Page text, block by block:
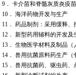
9． 卡介苗和脊髓灰质炎疫
10． 海洋药物开发与生产
11． 药品制剂：采用缓释
12． 新型药用辅料的开发及
13． 生物医学材料及制品
14． 兽用抗菌原料药生产
15． 兽用抗菌药、驱虫药